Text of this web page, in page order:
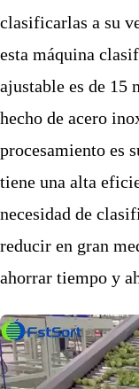
clasificarlas a su
esta máquina
ajustable es de 15
hecho de acero
procesamiento es
tiene una alta
necesidad de
reducir en gran
ahorrar tiempo y